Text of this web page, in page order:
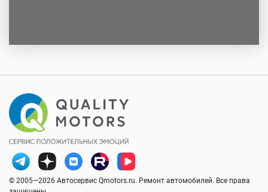
© 2005—2026 Автосервис Qmotors.ru. Ремонт автомобилей. Все права